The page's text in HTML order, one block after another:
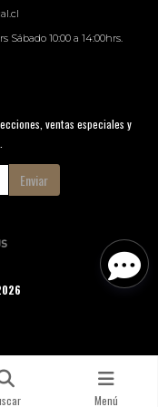
Sábado 10:00 a 14:00hrs.
ventas especiales y
Enviar
Menú